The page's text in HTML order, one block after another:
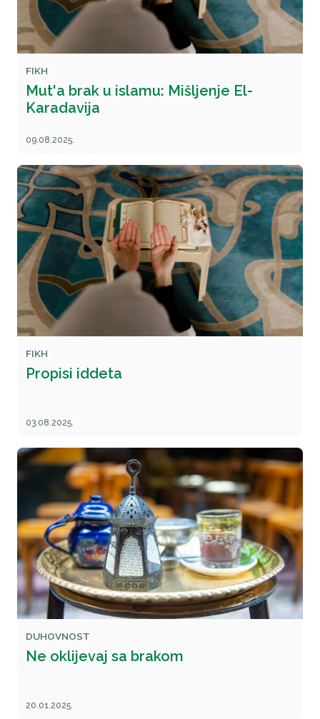
FIKH
Mut'a brak u islamu: Mišljenje El-
Karadavija
09.08.2025.
FIKH
Propisi iddeta
03.08.2025.
DUHOVNOST
Ne oklijevaj sa brakom
20.01.2025.